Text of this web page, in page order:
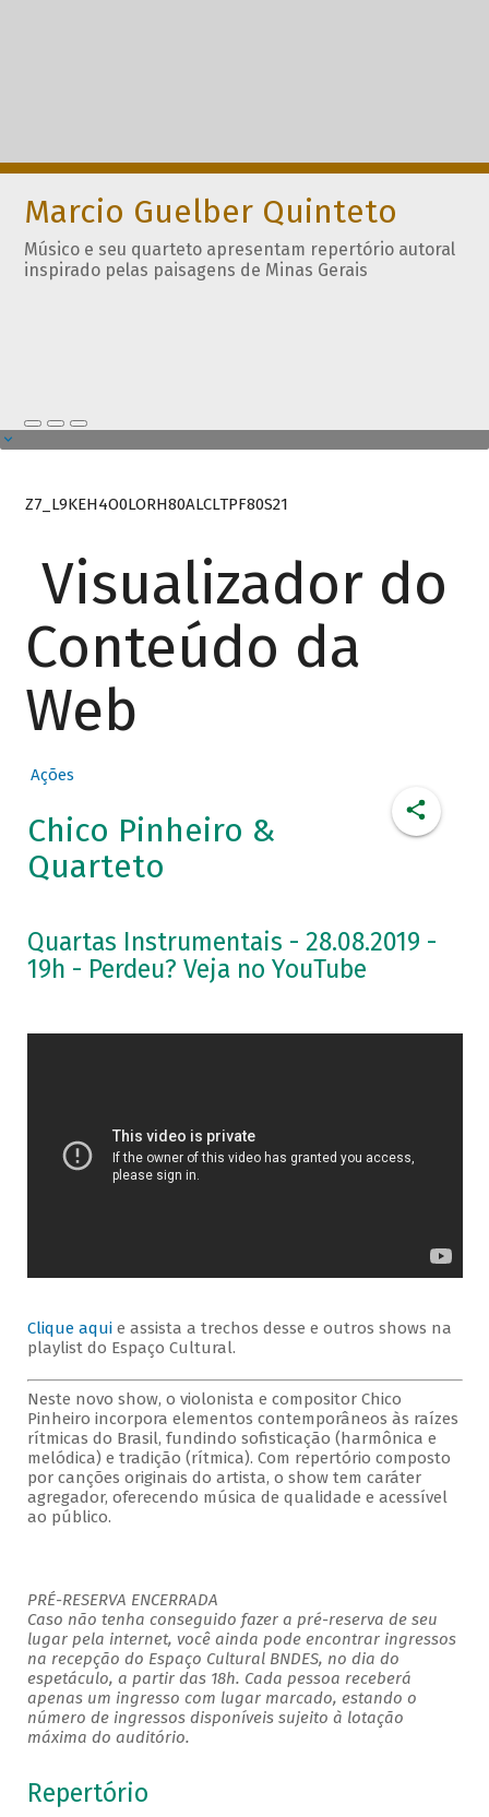
Marcio Guelber Quinteto
Músico e seu quarteto apresentam repertório autoral
inspirado pelas paisagens de Minas Gerais
Z7_L9KEH4O0LORH80ALCLTPF80S21
Visualizador do
Conteúdo da
Web
Ações
Chico Pinheiro &
Quarteto
Quartas Instrumentais - 28.08.2019 -
19h - Perdeu? Veja no YouTube
Clique aquie assista a trechos desse e outros shows na
playlist do Espaço Cultural.
Neste novo show, o violonista e compositor Chico
Pinheiro incorpora elementos contemporâneos às raízes
rítmicas do Brasil, fundindo sofisticação (harmônica e
melódica) e tradição (rítmica). Com repertório composto
por canções originais do artista, o show tem caráter
agregador, oferecendo música de qualidade e acessível
ao público.
PRÉ-RESERVA ENCERRADA
Caso não tenha conseguido fazer a pré-reserva de seu
lugar pela internet, você ainda pode encontrar ingressos
na recepção do Espaço Cultural BNDES, no dia do
espetáculo, a partir das 18h. Cada pessoa receberá
apenas um ingresso com lugar marcado, estando o
número de ingressos disponíveis sujeito à lotação
máxima do auditório.
Repertório